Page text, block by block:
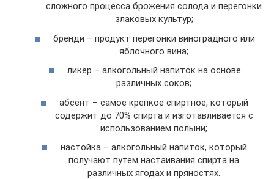
сложного процесса брожения солода и перегонки
злаковых культур;
бренди – продукт перегонки виноградного или
яблочного вина;
ликер – алкогольный напиток на основе
различных соков;
абсент – самое крепкое спиртное, который
содержит до 70% спирта и изготавливается с
использованием полыни;
настойка – алкогольный напиток, который
получают путем настаивания спирта на
различных ягодах и пряностях.